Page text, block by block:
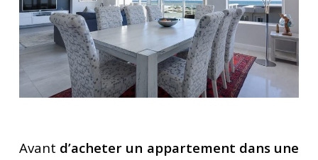
Avant d’acheter un appartement dans une